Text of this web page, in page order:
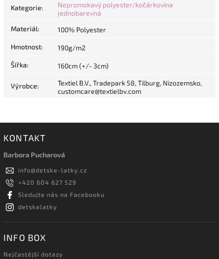
Kategorie:
Nepromokavý polyester/kočárkovina
jednobarevná
Materiál: 100% Polyester
Hmotnost: 190g/m2
Šířka: 160cm (+/- 3cm)
Výrobce:
Textiel B.V., Tradepark 58, Tilburg, Nizozemsko,
customcare@textielbv.com
KONTAKT
Barbora Pucharová
info@detske-latky.cz
+420 604 627 529
Sledujte nás na Facebooku
detskelatky
INFO BOX
Nejčastější dotazy